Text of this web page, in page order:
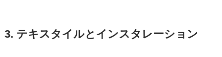
3. テキスタイルとインスタレーション